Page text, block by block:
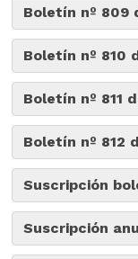
Boletín nº 809
Boletín nº 810
Boletín nº 811
Boletín nº 812
Suscripción
Suscripción